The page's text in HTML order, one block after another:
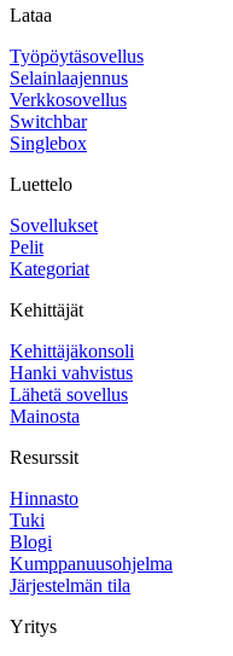
Lataa
Työpöytäsovellus
Selainlaajennus
Verkkosovellus
Switchbar
Singlebox
Luettelo
Sovellukset
Pelit
Kategoriat
Kehittäjät
Kehittäjäkonsoli
Hanki vahvistus
Lähetä sovellus
Mainosta
Resurssit
Hinnasto
Tuki
Blogi
Kumppanuusohjelma
Järjestelmän tila
Yritys